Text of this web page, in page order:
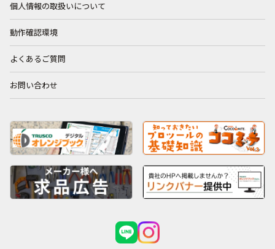
個人情報の取扱いについて
動作確認環境
よくあるご質問
お問い合わせ